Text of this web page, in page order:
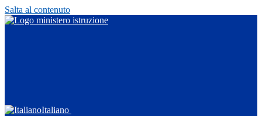
Salta al contenuto
Italiano